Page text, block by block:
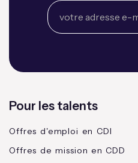
Pour les talents
Offres d'emploi en CDI
Offres de mission en CDD